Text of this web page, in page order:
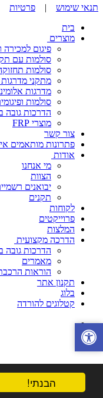
הבנתי!
מחזירי אור, מדבקות אזהרה
לקבל שירות הרכבה מהצוות
תנאי שימוש | פרטיות
בית
מוצרים
פיגום
סולמות עם
סולמות
מתקני מדרגות
מדרגות
סולמות
הדרכות גובה
מוצרי FRP
צור קשר
פתרונות מותאמים
אודות
מי אנחנו
הצוות
יבואנים
תקנים
לקוחות
פרוייקטים
המלצות
הדרכה מקצועית
הדרכות גובה
מאמרים
הוראות
תקנון אתר
בלוג
קטלוגים להורדה